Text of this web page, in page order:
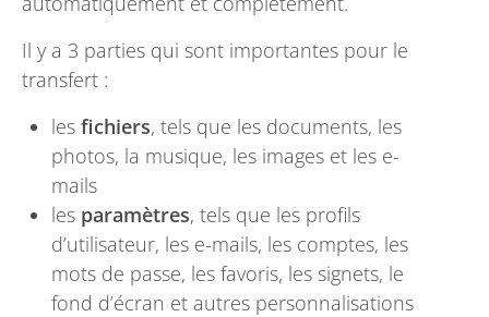
Il y a 3 parties qui sont importantes pour le
transfert :
les fichiers, tels que les documents, les
photos, la musique, les images et les e-
mails
les paramètres, tels que les profils
d’utilisateur, les e-mails, les comptes, les
mots de passe, les favoris, les signets, le
fond d’écran et autres personnalisations